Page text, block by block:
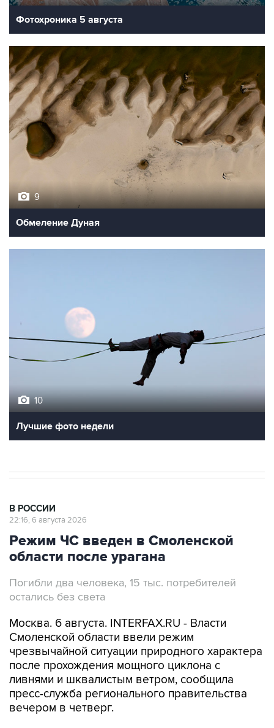
Фотохроника 5 августа
9
Обмеление Дуная
10
Лучшие фото недели
В РОССИИ
22:16, 6 августа 2026
Режим ЧС введен в Смоленской
области после урагана
Погибли два человека, 15 тыс. потребителей
остались без света
Москва. 6 августа. INTERFAX.RU - Власти
Смоленской области ввели режим
чрезвычайной ситуации природного характера
после прохождения мощного циклона с
ливнями и шквалистым ветром, сообщила
пресс-служба регионального правительства
вечером в четверг.